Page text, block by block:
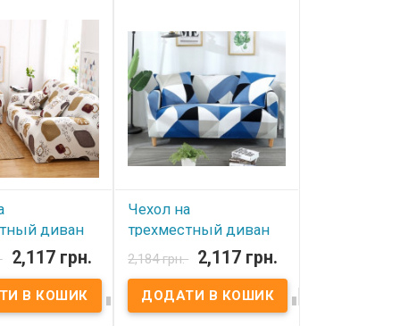
Размер:
резинка по
Вы можете
45x45 см.
Китай
см. Упаковка: ПВХ пакет.
Особливості: Еластичний,
гумка по всьому периметру.
Додатково Ви можете
придбати декоративні
наволочки 45x45 см.
Виробник: HomyTex,Україна-
Китай
диван
принт
2,117 грн.
 
Чехол на
трехместный диван
HomyTex принт Ромб
сине-голубой
В наявності
2,184 грн. 2,117 грн.
